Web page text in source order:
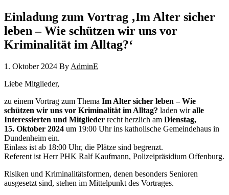
Einladung zum Vortrag ‚Im Alter sicher
leben – Wie schützen wir uns vor
Kriminalität im Alltag?‘
1. Oktober 2024 By AdminE
Liebe Mitglieder,
zu einem Vortrag zum Thema Im Alter sicher leben – Wie
schützen wir uns vor Kriminalität im Alltag? laden wiralle
Interessierten und Mitglieder recht herzlich am Dienstag,
15. Oktober 2024 um 19:00 Uhr ins katholische Gemeindehaus in
Dundenheim ein.
Einlass ist ab 18:00 Uhr, die Plätze sind begrenzt.
Referent ist Herr PHK Ralf Kaufmann, Polizeipräsidium Offenburg.
Risiken und Kriminalitätsformen, denen besonders Senioren
ausgesetzt sind, stehen im Mittelpunkt des Vortrages.